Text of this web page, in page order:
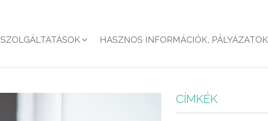
SZOLGÁLTATÁSOK HASZNOS INFORMÁCIÓK, PÁLYÁZATOK
CÍMKÉK